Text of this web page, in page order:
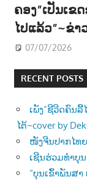
ຄອງ”ເປັນເຂ
ໄປແລ້ວ”~ຂ່
07/07/2026
RECENT POSTS
ເພັງ”ຊີວີດຄົນ
ໄຕ້~cover by
ໜັງຈີນປາກໄທ
ເຊີນຮ່ວມທຳບຸ
“ບຸນເຂົ້າພັນສ